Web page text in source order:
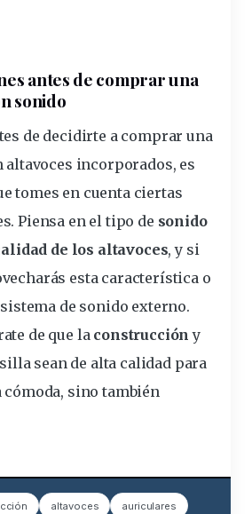
antes de comprar una
sonido
de decidirte a comprar una
altavoces incorporados, es
tomes en cuenta ciertas
Piensa en el tipo de sonido
de los altavoces, y si
esta característica o
de sonido externo.
de que laconstrucción y
sean de alta calidad para
cómoda, sino también
altavoces auriculares